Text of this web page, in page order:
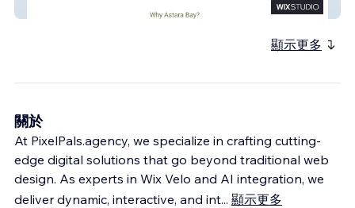
顯示更多
關於
At PixelPals.agency, we specialize in crafting cutting-
edge digital solutions that go beyond traditional web
design. As experts in Wix Velo and AI integration, we
deliver dynamic, interactive, and int... 顯示更多